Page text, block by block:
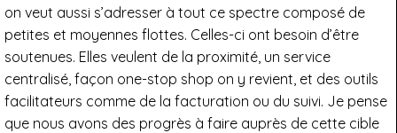
on veut aussi s’adresser à tout ce spectre composé de
petites et moyennes flottes. Celles-ci ont besoin d’être
soutenues. Elles veulent de la proximité, un service
centralisé, façon one-stop shop on y revient, et des outils
facilitateurs comme de la facturation ou du suivi. Je pense
que nous avons des progrès à faire auprès de cette cible